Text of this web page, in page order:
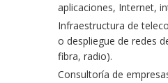
aplicaciones, Internet,
Infraestructura de
o despliegue de redes
fibra, radio).
Consultoría de